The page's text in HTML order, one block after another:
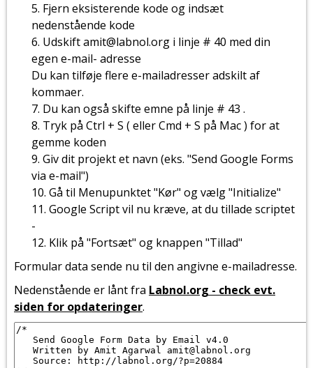
Fjern eksisterende kode og indsæt
nedenstående kode
Udskift amit@labnol.org i linje # 40 med din
egen e-mail- adresse
Du kan tilføje flere e-mailadresser adskilt af
kommaer.
Du kan også skifte emne på linje # 43 .
Tryk på Ctrl + S ( eller Cmd + S på Mac ) for at
gemme koden
Giv dit projekt et navn (eks. "Send Google Forms
via e-mail")
Gå til Menupunktet "Kør" og vælg "Initialize"
Google Script vil nu kræve, at du tillade scriptet
-
Klik på "Fortsæt" og knappen "Tillad"
Formular data sende nu til den angivne e-mailadresse.
Nedenstående er lånt fra Labnol.org - check evt.
siden for opdateringer.